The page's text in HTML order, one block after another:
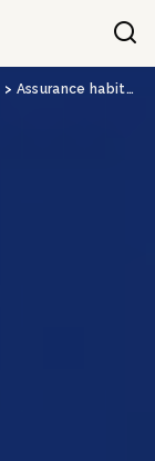
> Assurance habitation : Luko cède ses activités en Allemagne